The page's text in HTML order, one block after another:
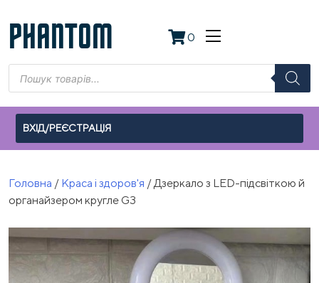
to
content
PHANTOM 0
Пошук
товарів
ВХІД/РЕЄСТРАЦІЯ
Головна / Краса і здоров'я / Дзеркало з LED-підсвіткою й
органайзером кругле G3